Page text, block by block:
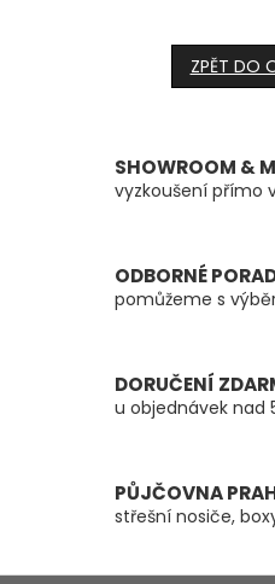
ZPĚT DO
SHOWROOM &
vyzkoušení přímo
ODBORNÉ
pomůžeme s
DORUČENÍ
u objednávek nad
PŮJČOVNA
střešní nosiče,